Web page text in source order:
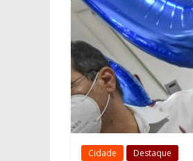
Cidade Destaque